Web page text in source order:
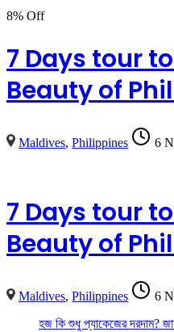
8% Off
7 Days tour
Beauty of
Maldives,Philippines 6
7 Days tour
Beauty of
Maldives,Philippines
6
হজ কি শুধু প্যাকেজের দরদাম?